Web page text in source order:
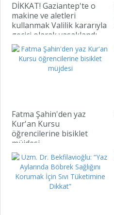
DİKKAT! Gaziantep'te o
makine ve aletleri
kullanmak Valilik kararıyla
geçici olarak yasaklandı
Fatma Şahin'den yaz
Kur'an Kursu
öğrencilerine bisiklet
müjdesi